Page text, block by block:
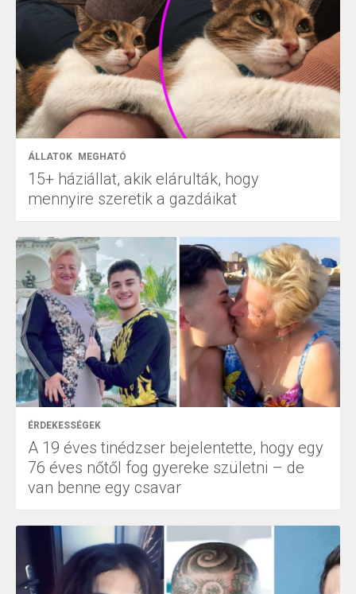
ÁLLATOK MEGHATÓ
15+ háziállat, akik elárulták, hogy
mennyire szeretik a gazdáikat
ÉRDEKESSÉGEK
A 19 éves tinédzser bejelentette, hogy egy
76 éves nőtől fog gyereke születni – de
van benne egy csavar